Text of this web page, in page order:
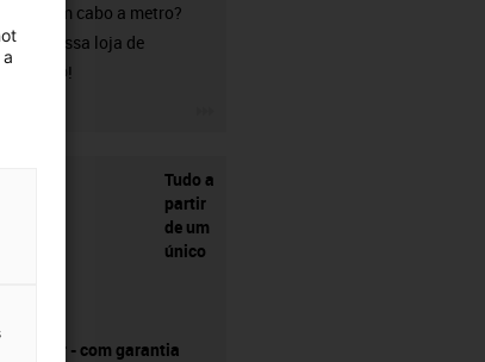
um cabo a metro?
a nossa loja de
Tudo a
partir
de um
único
- com garantia